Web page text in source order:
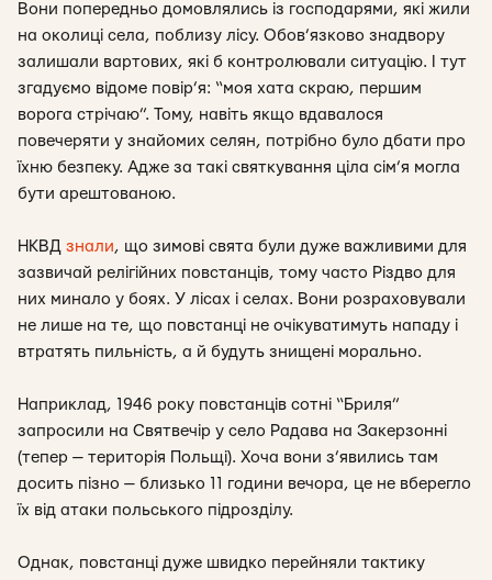
Вони попередньо домовлялись із господарями, які жили
на околиці села, поблизу лісу. Обов’язково знадвору
залишали вартових, які б контролювали ситуацію. І тут
згадуємо відоме повір’я: “моя хата скраю, першим
ворога стрічаю”. Тому, навіть якщо вдавалося
повечеряти у знайомих селян, потрібно було дбати про
їхню безпеку. Адже за такі святкування ціла сім’я могла
бути арештованою.
НКВД знали, що зимові свята були дуже важливими для
зазвичай релігійних повстанців, тому часто Різдво для
них минало у боях. У лісах і селах. Вони розраховували
не лише на те, що повстанці не очікуватимуть нападу і
втратять пильність, а й будуть знищені морально.
Наприклад, 1946 року повстанців сотні “Бриля”
запросили на Святвечір у село Радава на Закерзонні
(тепер — територія Польщі). Хоча вони з’явились там
досить пізно — близько 11 години вечора, це не вберегло
їх від атаки польського підрозділу.
Однак, повстанці дуже швидко перейняли тактику